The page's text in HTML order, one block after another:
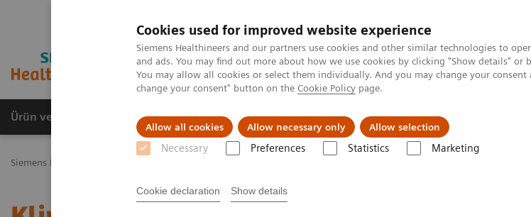
Cookies used for improved website experience
Siemens Healthineers and our partners use cookies and other similar technologies to
and ads. You may find out more about how we use cookies by clicking "Show details" or
You may allow all cookies or select them individually. And you may change your
change your consent" button on the Cookie Policy page.
Allow all cookies Allow necessary only Allow selection
Necessary Preferences Statistics Marketing
Cookie declaration Show details
Ürün ve Hizmetler Öne Çıkanlar Sağlık Hizmetlerinde Karşılaşılan Zorluklar ve
Siemens Healthineers Türkiye